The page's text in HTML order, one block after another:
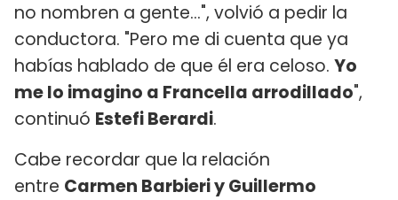
no nombren a gente...", volvió a pedir la
conductora. "Pero me di cuenta que ya
habías hablado de que él era celoso. Yo
me lo imagino a Francella arrodillado",
continuó Estefi Berardi.
Cabe recordar que la relación
entre Carmen Barbieri y Guillermo